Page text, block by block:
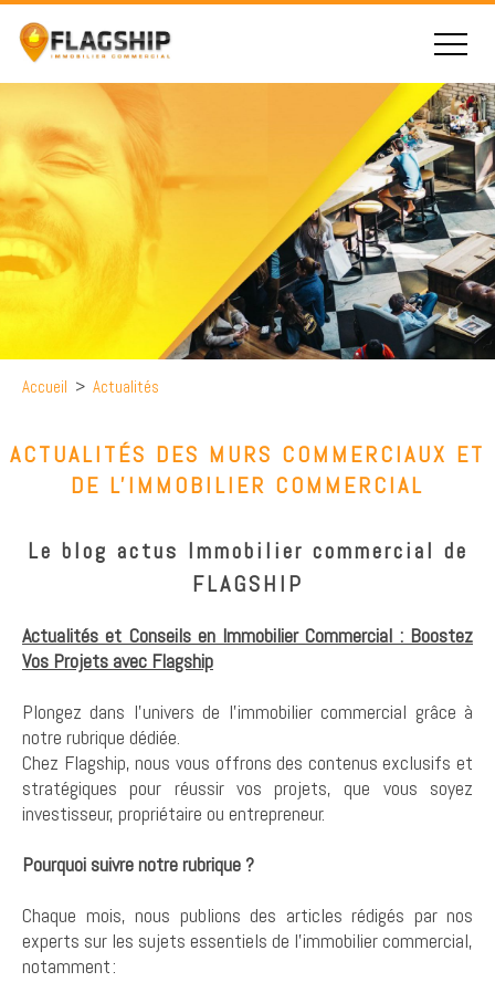
Accueil > Actualités
ACTUALITÉS DES MURS COMMERCIAUX ET
DE L'IMMOBILIER COMMERCIAL
Le blog actus Immobilier commercial de
FLAGSHIP
Actualités et Conseils en Immobilier Commercial : Boostez
Vos Projets avec Flagship
Plongez dans l’univers de l’immobilier commercial grâce à
notre rubrique dédiée.
Chez Flagship, nous vous offrons des contenus exclusifs et
stratégiques pour réussir vos projets, que vous soyez
investisseur, propriétaire ou entrepreneur.
Pourquoi suivre notre rubrique ?
Chaque mois, nous publions des articles rédigés par nos
experts sur les sujets essentiels de l'immobilier commercial,
notamment :